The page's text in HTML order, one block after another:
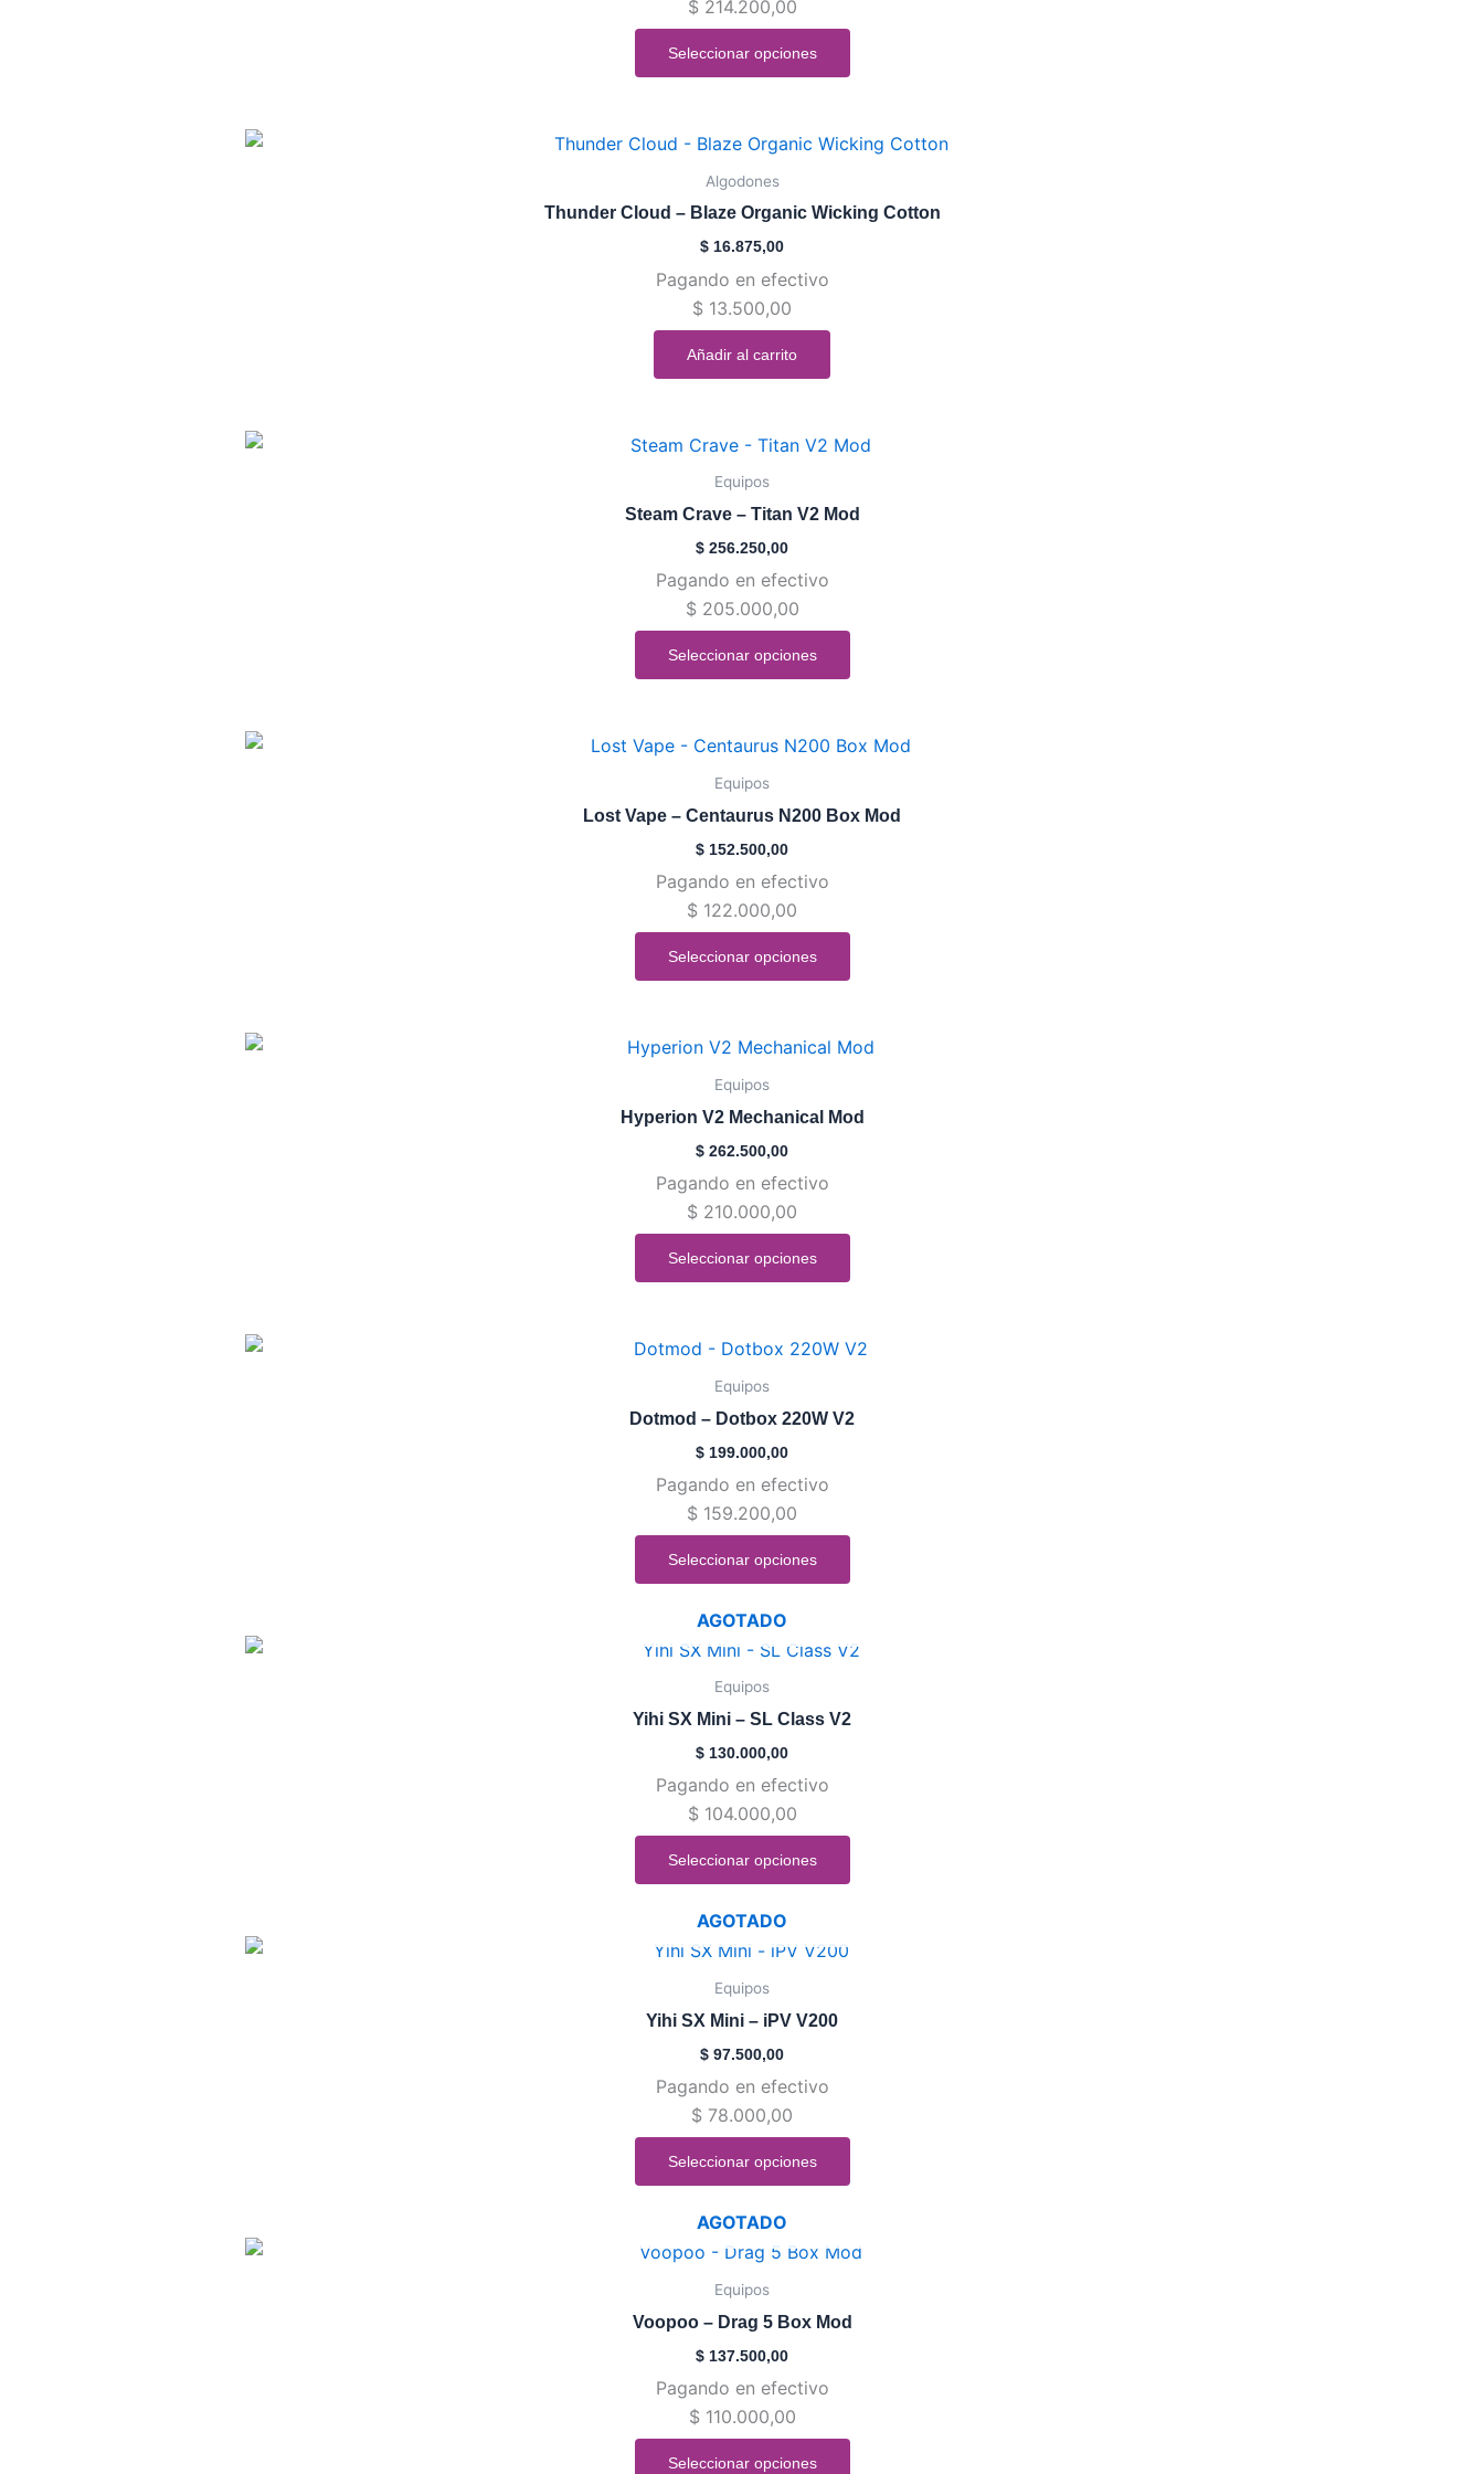
$ 214.200,00
Seleccionar opciones
opciones
la
página
de
producto
Algodones
Thunder Cloud – Blaze Organic Wicking Cotton
$ 16.875,00
Pagando en efectivo
$ 13.500,00
Añadir al carrito
Equipos
Steam Crave – Titan V2 Mod
$ 256.250,00
Pagando en efectivo
$ 205.000,00
Seleccionar opciones
Este
producto
variantes.
Las
opciones
la
página
de
producto
Equipos
Lost Vape – Centaurus N200 Box Mod
$ 152.500,00
Pagando en efectivo
$ 122.000,00
Seleccionar opciones
Este
producto
variantes.
Las
opciones
la
página
de
producto
Equipos
Hyperion V2 Mechanical Mod
$ 262.500,00
Pagando en efectivo
$ 210.000,00
Seleccionar opciones
Este
producto
variantes.
Las
opciones
la
página
de
producto
Equipos
Dotmod – Dotbox 220W V2
$ 199.000,00
Pagando en efectivo
$ 159.200,00
Seleccionar opciones
Este
producto
variantes.
Las
opciones
en
página
de
producto
AGOTADO
Equipos
Yihi SX Mini – SL Class V2
$ 130.000,00
Pagando en efectivo
$ 104.000,00
Seleccionar opciones
Este
producto
variantes.
Las
opciones
la
página
de
producto
AGOTADO
Equipos
Yihi SX Mini – iPV V200
$ 97.500,00
Pagando en efectivo
$ 78.000,00
Seleccionar opciones
Este
producto
variantes.
Las
opciones
la
página
de
producto
AGOTADO
Equipos
Voopoo – Drag 5 Box Mod
$ 137.500,00
Pagando en efectivo
$ 110.000,00
Seleccionar opciones
Este
producto
múltiples
variantes.
Las
opciones